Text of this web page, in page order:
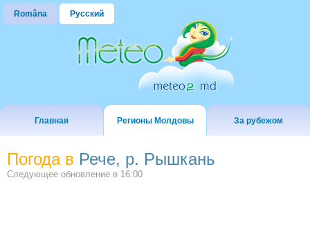
Româna Русский
Главная Регионы Молдовы За рубежом
Погода в Рече, р. Рышкань
Следующее обновление в 16:00